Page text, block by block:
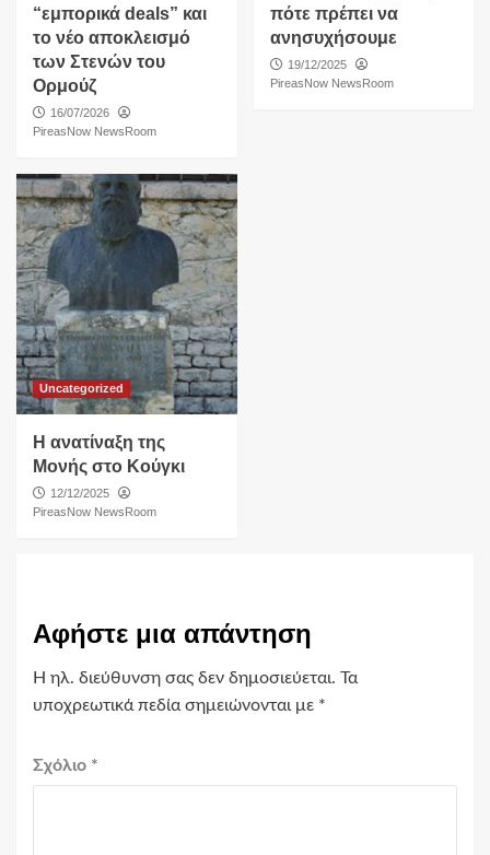
“εμπορικά deals” και
το νέο αποκλεισμό
των Στενών του
Ορμούζ
16/07/2026
PireasNow NewsRoom
πότε πρέπει να
ανησυχήσουμε
19/12/2025
PireasNow NewsRoom
Uncategorized
Η ανατίναξη της
Μονής στο Κούγκι
12/12/2025
PireasNow NewsRoom
Αφήστε μια απάντηση
Η ηλ. διεύθυνση σας δεν δημοσιεύεται. Τα
υποχρεωτικά πεδία σημειώνονται με *
Σχόλιο *